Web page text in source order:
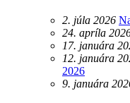
2. júla 2026
24. apríla
17. januára
12. januára
2026
9. januára